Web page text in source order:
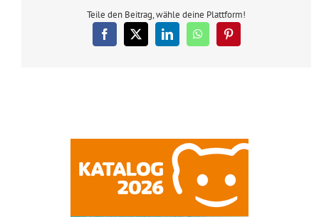
Teile den Beitrag, wähle deine Plattform!
Facebook
X LinkedInWhatsAppPinterest